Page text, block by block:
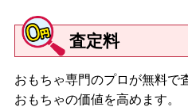
査定料
おもちゃ専門のプロが無料で
おもちゃの価値を高めます。